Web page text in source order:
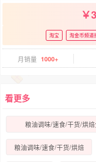
淘宝 淘金币频道
月销量 1000+
看更多
粮油调味/速食/干货/烘
粮油调味/速食/干货/烘焙